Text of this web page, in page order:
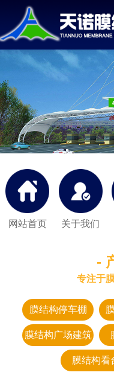
网站首页 关于我们
-
专注于
膜结构停车棚
膜结构广场建筑
膜结构看